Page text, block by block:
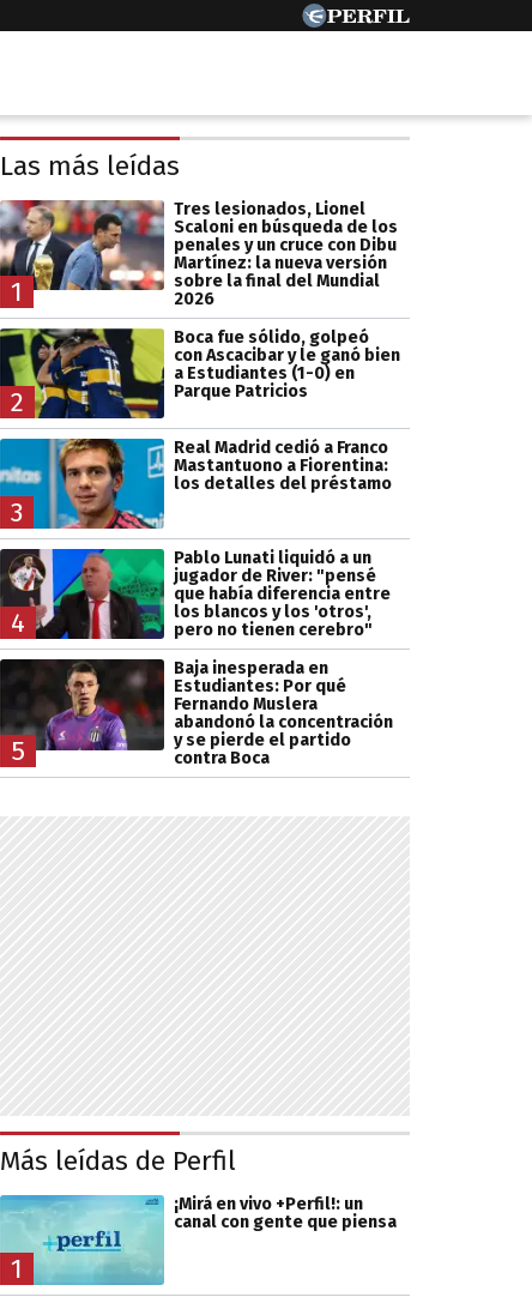
Las más leídas
1
Tres lesionados, Lionel
Scaloni en búsqueda de los
penales y un cruce con Dibu
Martínez: la nueva versión
sobre la final del Mundial
2026
2
Boca fue sólido, golpeó
con Ascacibar y le ganó bien
a Estudiantes (1-0) en
Parque Patricios
3
Real Madrid cedió a Franco
Mastantuono a Fiorentina:
los detalles del préstamo
4
Pablo Lunati liquidó a un
jugador de River: "pensé
que había diferencia entre
los blancos y los 'otros',
pero no tienen cerebro"
5
Baja inesperada en
Estudiantes: Por qué
Fernando Muslera
abandonó la concentración
y se pierde el partido
contra Boca
Más leídas de Perfil
1
¡Mirá en vivo +Perfil!: un
canal con gente que piensa